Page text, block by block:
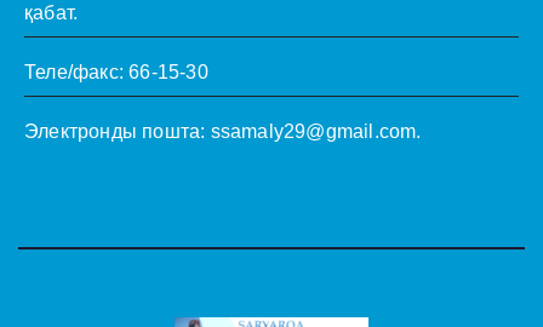
қабат.
Теле/факс: 66-15-30
Электронды пошта: ssamaly29@gmail.com.